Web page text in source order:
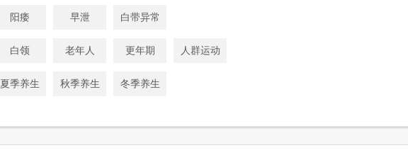
阳痿 早泄 白带异常
白领 老年人 更年期 人群运动
夏季养生 秋季养生 冬季养生